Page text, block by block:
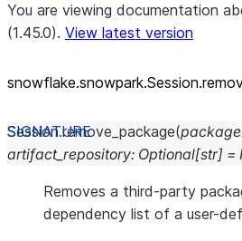
You are viewing documentation
(1.45.0). View latest version
Session.remove_package(package
artifact_repository: Optional[str] =
Removes a third-party
dependency list of a user-